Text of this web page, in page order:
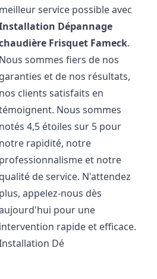
meilleur service possible avec
Dépannage
Frisquet Fameck.
Nous sommes fiers de nos
garanties et de nos résultats,
nos clients satisfaits en
Nous sommes
notés 4,5 étoiles sur 5 pour
notre rapidité, notre
professionnalisme et notre
qualité de service. N'attendez
plus, appelez-nous dès
pour une
intervention rapide et efficace.
Dé